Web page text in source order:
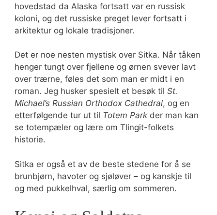
hovedstad da Alaska fortsatt var en russisk
koloni, og det russiske preget lever fortsatt i
arkitektur og lokale tradisjoner.
Det er noe nesten mystisk over Sitka. Når tåken
henger tungt over fjellene og ørnen svever lavt
over trærne, føles det som man er midt i en
roman. Jeg husker spesielt et besøk til St.
Michael’s Russian Orthodox Cathedral, og en
etterfølgende tur ut til Totem Park der man kan
se totempæler og lære om Tlingit-folkets
historie.
Sitka er også et av de beste stedene for å se
brunbjørn, havoter og sjøløver – og kanskje til
og med pukkelhval, særlig om sommeren.